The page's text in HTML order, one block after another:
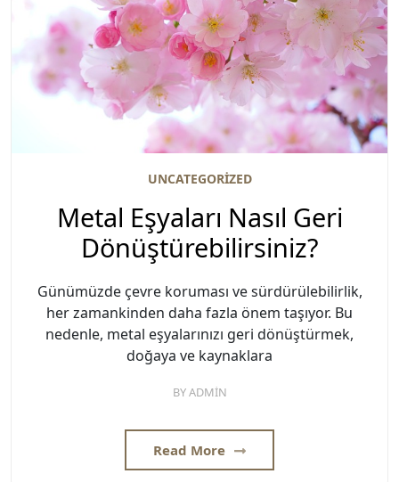
UNCATEGORIZED
Metal Eşyaları Nasıl Geri
Dönüştürebilirsiniz?
Günümüzde çevre koruması ve sürdürülebilirlik,
her zamankinden daha fazla önem taşıyor. Bu
nedenle, metal eşyalarınızı geri dönüştürmek,
doğaya ve kaynaklara
BYADMIN
Read More